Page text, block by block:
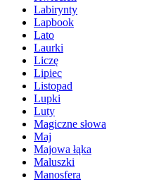
Labirynty
Lapbook
Lato
Laurki
Liczę
Lipiec
Listopad
Lupki
Luty
Magiczne słowa
Maj
Majowa łąka
Maluszki
Manosfera